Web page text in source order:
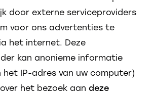
door externe serviceproviders
voor ons advertenties te
het internet. Deze
kan anonieme informatie
het IP-adres van uw computer)
het bezoek aandeze